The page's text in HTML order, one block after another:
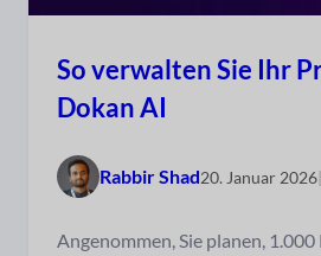
So verwalten Sie Ihr
Dokan AI
Rabbir Shad20. Januar 2026|
Angenommen, Sie planen,